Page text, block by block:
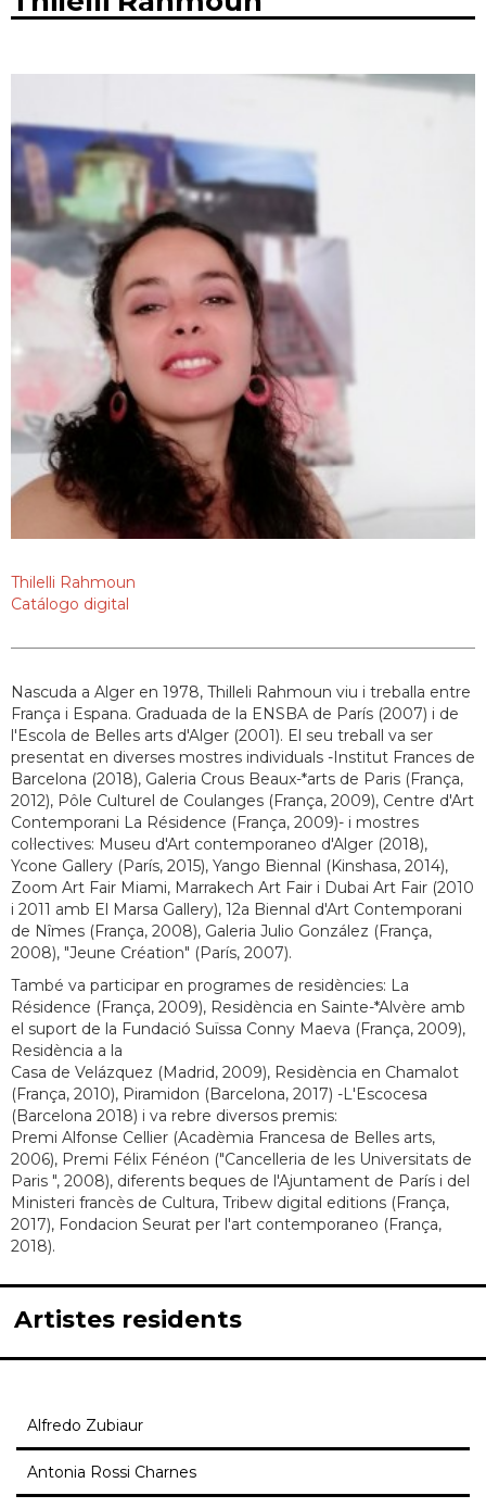
Thilelli Rahmoun
Catálogo digital
Nascuda a Alger en 1978, Thilleli Rahmoun viu i treballa entre
França i Espana. Graduada de la ENSBA de París (2007) i de
l'Escola de Belles arts d'Alger (2001). El seu treball va ser
presentat en diverses mostres individuals -Institut Frances de
Barcelona (2018), Galeria Crous Beaux-*arts de Paris (França,
2012), Pôle Culturel de Coulanges (França, 2009), Centre d'Art
Contemporani La Résidence (França, 2009)- i mostres
col·lectives: Museu d'Art contemporaneo d'Alger (2018),
Ycone Gallery (París, 2015), Yango Biennal (Kinshasa, 2014),
Zoom Art Fair Miami, Marrakech Art Fair i Dubai Art Fair (2010
i 2011 amb El Marsa Gallery), 12a Biennal d'Art Contemporani
de Nîmes (França, 2008), Galeria Julio González (França,
2008), "Jeune Création" (París, 2007).
També va participar en programes de residències: La
Résidence (França, 2009), Residència en Sainte-*Alvère amb
el suport de la Fundació Suïssa Conny Maeva (França, 2009),
Residència a la
Casa de Velázquez (Madrid, 2009), Residència en Chamalot
(França, 2010), Piramidon (Barcelona, 2017) -L'Escocesa
(Barcelona 2018) i va rebre diversos premis:
Premi Alfonse Cellier (Acadèmia Francesa de Belles arts,
2006), Premi Félix Fénéon ("Cancelleria de les Universitats de
Paris ", 2008), diferents beques de l'Ajuntament de París i del
Ministeri francès de Cultura, Tribew digital editions (França,
2017), Fondacion Seurat per l'art contemporaneo (França,
2018).
Artistes residents
Alfredo Zubiaur
Antonia Rossi Charnes